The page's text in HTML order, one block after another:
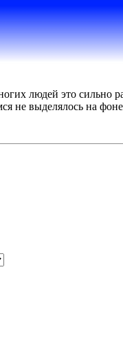
людей это сильно
не выделялось на